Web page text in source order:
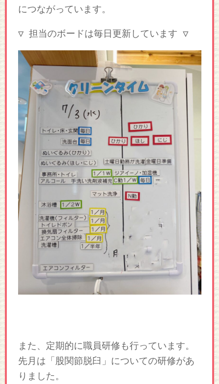
につながっています。
▽ 担当のボードは毎日更新しています ▽
また、定期的に職員研修も行っています。
先月は「股関節脱臼」についての研修があ
りました。